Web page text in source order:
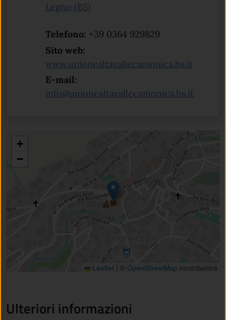
Legno (BS)
Telefono: +39 0364 929829
Sito web:
www.unionealtavallecamonica.bs.it
E-mail:
info@unionealtavallecamonica.bs.it
+
−
Leaflet | © OpenStreetMap contributors
Ulteriori informazioni